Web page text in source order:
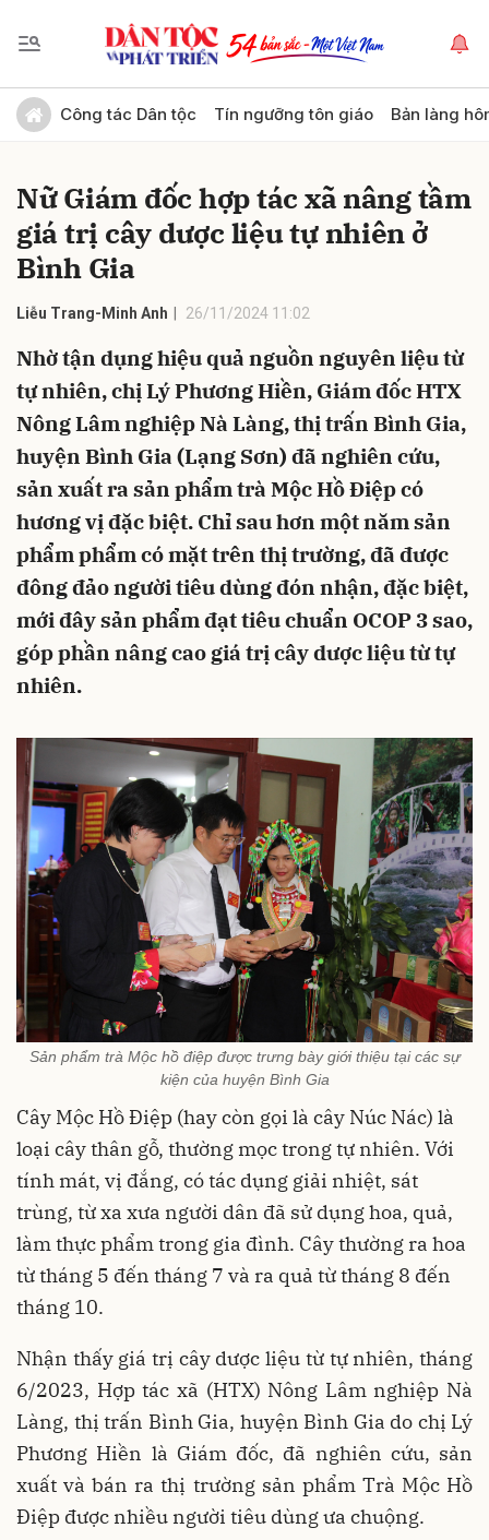
Công tác Dân tộc Tín ngưỡng tôn giáo Bản làng
Nữ Giám đốc hợp tác xã nâng tầm
giá trị cây dược liệu tự nhiên ở
Bình Gia
Liễu Trang-Minh Anh 26/11/2024 11:02
Nhờ tận dụng hiệu quả nguồn nguyên liệu từ
tự nhiên, chị Lý Phương Hiền, Giám đốc HTX
Nông Lâm nghiệp Nà Làng, thị trấn Bình Gia,
huyện Bình Gia (Lạng Sơn) đã nghiên cứu,
sản xuất ra sản phẩm trà Mộc Hồ Điệp có
hương vị đặc biệt. Chỉ sau hơn một năm sản
phẩm phẩm có mặt trên thị trường, đã được
đông đảo người tiêu dùng đón nhận, đặc biệt,
mới đây sản phẩm đạt tiêu chuẩn OCOP 3 sao,
góp phần nâng cao giá trị cây dược liệu từ tự
nhiên.
Sản phẩm trà Mộc hồ điệp được trưng bày giới thiệu tại các sự
kiện của huyện Bình Gia
Cây Mộc Hồ Điệp (hay còn gọi là cây Núc Nác) là
loại cây thân gỗ, thường mọc trong tự nhiên. Với
tính mát, vị đắng, có tác dụng giải nhiệt, sát
trùng, từ xa xưa người dân đã sử dụng hoa, quả,
làm thực phẩm trong gia đình. Cây thường ra hoa
từ tháng 5 đến tháng 7 và ra quả từ tháng 8 đến
tháng 10.
Nhận thấy giá trị cây dược liệu từ tự nhiên, tháng
6/2023, Hợp tác xã (HTX) Nông Lâm nghiệp Nà
Làng, thị trấn Bình Gia, huyện Bình Gia do chị Lý
Phương Hiền là Giám đốc, đã nghiên cứu, sản
xuất và bán ra thị trường sản phẩm Trà Mộc Hồ
Điệp được nhiều người tiêu dùng ưa chuộng.
Gửi bình luận